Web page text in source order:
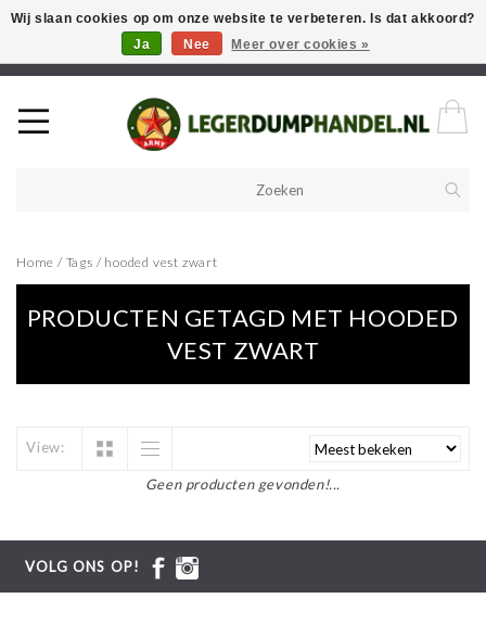
Welkom in onze webshop! Als u een product zoekt en deze niet kan
vinden in de webwinkel, neem vooral contact op!
Home / Tags / hooded vest zwart
PRODUCTEN GETAGD MET HOODED
VEST ZWART
View:
Geen producten gevonden!...
VOLG ONS OP!
Wij slaan cookies op om onze website te verbeteren. Is dat akkoord?
Ja
Nee Meer over cookies »